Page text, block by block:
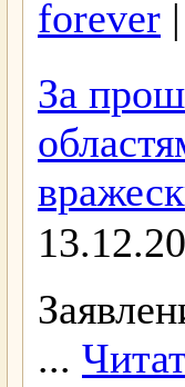
forever
За
...